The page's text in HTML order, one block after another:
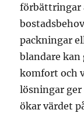
förbättringar
packningar
blandare kan
komfort och
lösningar
ökar värdet